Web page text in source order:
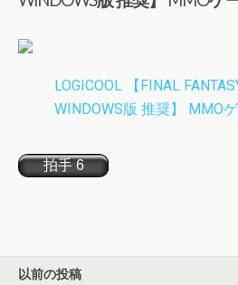
LOGICOOL 【FINAL
WINDOWS版 推奨】 MMO
以前の投稿